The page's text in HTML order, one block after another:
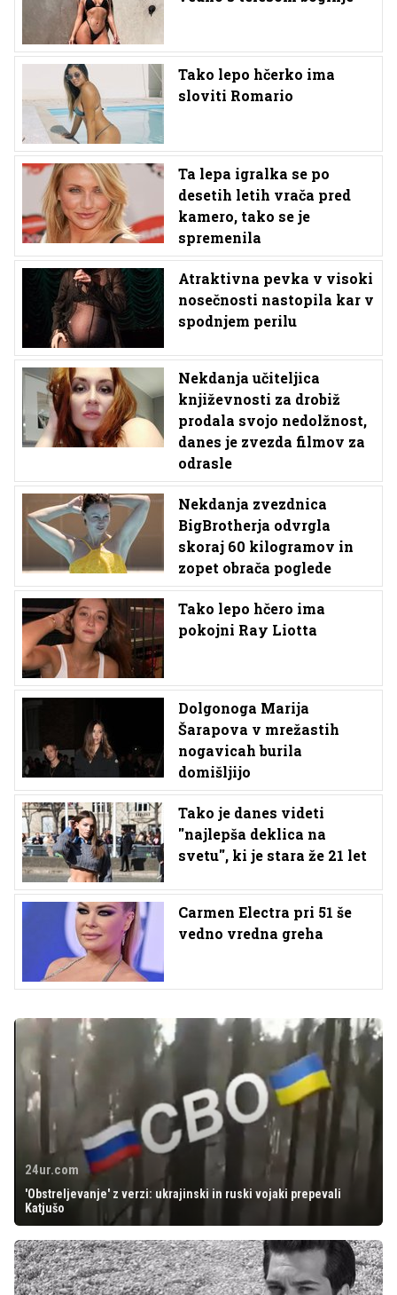
Tako lepo hčerko ima
sloviti Romario
Ta lepa igralka se po
desetih letih vrača pred
kamero, tako se je
spremenila
Atraktivna pevka v visoki
nosečnosti nastopila kar v
spodnjem perilu
Nekdanja učiteljica
književnosti za drobiž
prodala svojo nedolžnost,
danes je zvezda filmov za
odrasle
Nekdanja zvezdnica
BigBrotherja odvrgla
skoraj 60 kilogramov in
zopet obrača poglede
Tako lepo hčero ima
pokojni Ray Liotta
Dolgonoga Marija
Šarapova v mrežastih
nogavicah burila
domišljijo
Tako je danes videti
''najlepša deklica na
svetu'', ki je stara že 21 let
Carmen Electra pri 51 še
vedno vredna greha
24ur.com
'Obstreljevanje' z verzi: ukrajinski in ruski vojaki prepevali
Katjušo